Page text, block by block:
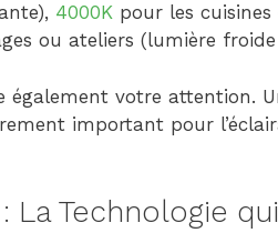
4000K pour les
ou ateliers (lumière
également votre attention.
important pour
Technologie